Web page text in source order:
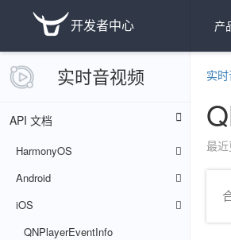
开发者中心 产
实时音视频
API 文档
HarmonyOS
Android
iOS
QNPlayerEventInfo
实
最